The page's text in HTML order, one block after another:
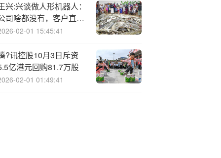
兴:兴谈做人形机器人：
司啥都没有，客户直接
订金下订单
02-01 15:45:41
?讯控股10月3日斥资
亿港元回购81.7万股
02-01 01:49:41